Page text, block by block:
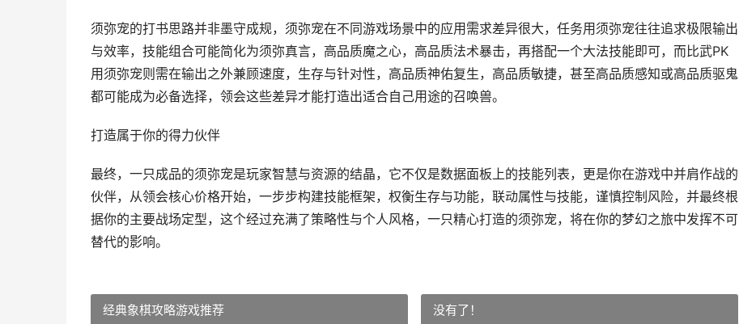
须弥宠的打书思路并非墨守成规，须弥宠在不同游戏场景中的应用需求差异很大，任务用须弥宠往往追求极限输出
与效率，技能组合可能简化为须弥真言，高品质魔之心，高品质法术暴击，再搭配一个大法技能即可，而比武PK
用须弥宠则需在输出之外兼顾速度，生存与针对性，高品质神佑复生，高品质敏捷，甚至高品质感知或高品质驱鬼
都可能成为必备选择，领会这些差异才能打造出适合自己用途的召唤兽。
打造属于你的得力伙伴
最终，一只成品的须弥宠是玩家智慧与资源的结晶，它不仅是数据面板上的技能列表，更是你在游戏中并肩作战的
伙伴，从领会核心价格开始，一步步构建技能框架，权衡生存与功能，联动属性与技能，谨慎控制风险，并最终根
据你的主要战场定型，这个经过充满了策略性与个人风格，一只精心打造的须弥宠，将在你的梦幻之旅中发挥不可
替代的影响。
经典象棋攻略游戏推荐 没有了！